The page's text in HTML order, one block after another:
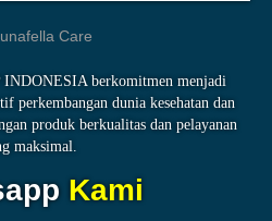
berkomitmen menjadi
perkembangan dunia kesehatan dan
produk berkualitas dan pelayanan
maksimal.
Kami